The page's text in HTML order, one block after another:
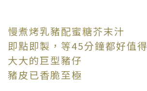
慢煮烤乳豬配蜜糖芥末汁
即點即製，等45分鐘都好值得
大大的巨型豬仔
豬皮已香脆至極